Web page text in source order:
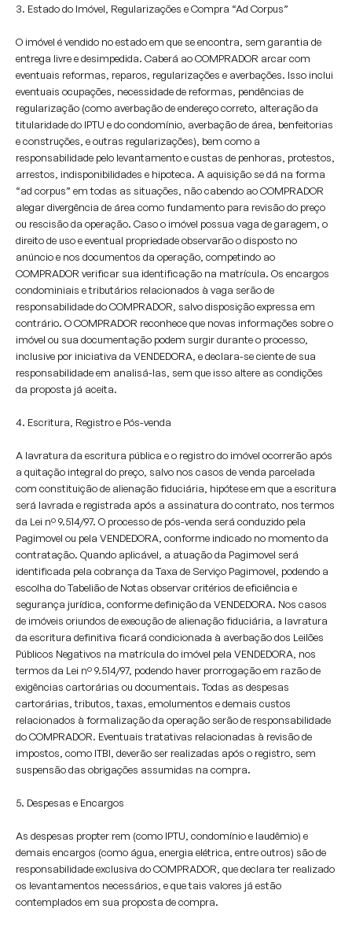
3. Estado do Imóvel, Regularizações e Compra “Ad Corpus”
O imóvel é vendido no estado em que se encontra, sem garantia de
entrega livre e desimpedida. Caberá ao COMPRADOR arcar com
eventuais reformas, reparos, regularizações e averbações. Isso inclui
eventuais ocupações, necessidade de reformas, pendências de
regularização (como averbação de endereço correto, alteração da
titularidade do IPTU e do condomínio, averbação de área, benfeitorias
e construções, e outras regularizações), bem como a
responsabilidade pelo levantamento e custas de penhoras, protestos,
arrestos, indisponibilidades e hipoteca. A aquisição se dá na forma
“ad corpus” em todas as situações, não cabendo ao COMPRADOR
alegar divergência de área como fundamento para revisão do preço
ou rescisão da operação. Caso o imóvel possua vaga de garagem, o
direito de uso e eventual propriedade observarão o disposto no
anúncio e nos documentos da operação, competindo ao
COMPRADOR verificar sua identificação na matrícula. Os encargos
condominiais e tributários relacionados à vaga serão de
responsabilidade do COMPRADOR, salvo disposição expressa em
contrário. O COMPRADOR reconhece que novas informações sobre o
imóvel ou sua documentação podem surgir durante o processo,
inclusive por iniciativa da VENDEDORA, e declara-se ciente de sua
responsabilidade em analisá-las, sem que isso altere as condições
da proposta já aceita.
4. Escritura, Registro e Pós-venda
A lavratura da escritura pública e o registro do imóvel ocorrerão após
a quitação integral do preço, salvo nos casos de venda parcelada
com constituição de alienação fiduciária, hipótese em que a escritura
será lavrada e registrada após a assinatura do contrato, nos termos
da Lei nº 9.514/97. O processo de pós-venda será conduzido pela
Pagimovel ou pela VENDEDORA, conforme indicado no momento da
contratação. Quando aplicável, a atuação da Pagimovel será
identificada pela cobrança da Taxa de Serviço Pagimovel, podendo a
escolha do Tabelião de Notas observar critérios de eficiência e
segurança jurídica, conforme definição da VENDEDORA. Nos casos
de imóveis oriundos de execução de alienação fiduciária, a lavratura
da escritura definitiva ficará condicionada à averbação dos Leilões
Públicos Negativos na matrícula do imóvel pela VENDEDORA, nos
termos da Lei nº 9.514/97, podendo haver prorrogação em razão de
exigências cartorárias ou documentais. Todas as despesas
cartorárias, tributos, taxas, emolumentos e demais custos
relacionados à formalização da operação serão de responsabilidade
do COMPRADOR. Eventuais tratativas relacionadas à revisão de
impostos, como ITBI, deverão ser realizadas após o registro, sem
suspensão das obrigações assumidas na compra.
5. Despesas e Encargos
As despesas propter rem (como IPTU, condomínio e laudêmio) e
demais encargos (como água, energia elétrica, entre outros) são de
responsabilidade exclusiva do COMPRADOR, que declara ter realizado
os levantamentos necessários, e que tais valores já estão
contemplados em sua proposta de compra.